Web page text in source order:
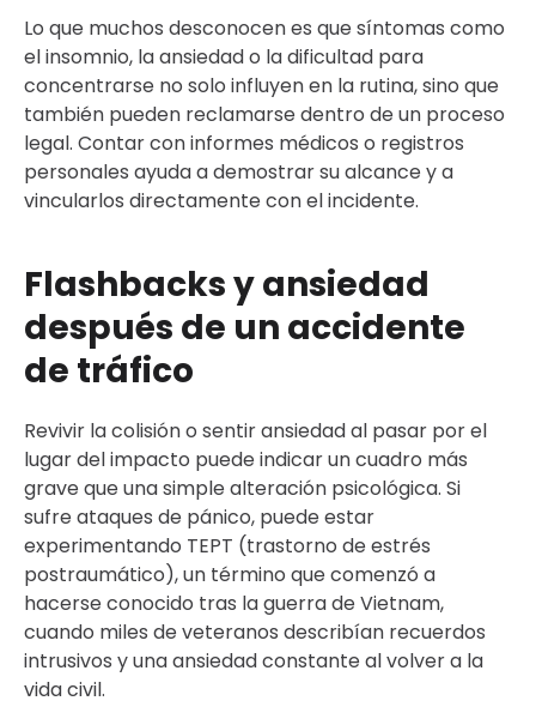
Lo que muchos desconocen es que síntomas como
el insomnio, la ansiedad o la dificultad para
concentrarse no solo influyen en la rutina, sino que
también pueden reclamarse dentro de un proceso
legal. Contar con informes médicos o registros
personales ayuda a demostrar su alcance y a
vincularlos directamente con el incidente.
Flashbacks y ansiedad
después de un accidente
de tráfico
Revivir la colisión o sentir ansiedad al pasar por el
lugar del impacto puede indicar un cuadro más
grave que una simple alteración psicológica. Si
sufre ataques de pánico, puede estar
experimentando TEPT (trastorno de estrés
postraumático), un término que comenzó a
hacerse conocido tras la guerra de Vietnam,
cuando miles de veteranos describían recuerdos
intrusivos y una ansiedad constante al volver a la
vida civil.